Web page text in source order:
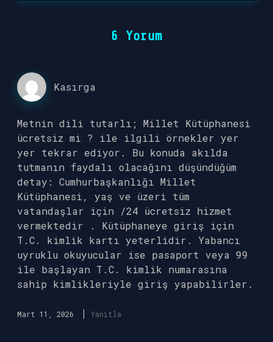
6 Yorum
Kasırga
Metnin dili tutarlı; Millet Kütüphanesi
ücretsiz mi ? ile ilgili örnekler yer
yer tekrar ediyor. Bu konuda akılda
tutmanın faydalı olacağını düşündüğüm
detay: Cumhurbaşkanlığı Millet
Kütüphanesi, yaş ve üzeri tüm
vatandaşlar için /24 ücretsiz hizmet
vermektedir . Kütüphaneye giriş için
T.C. kimlik kartı yeterlidir. Yabancı
uyruklu okuyucular ise pasaport veya 99
ile başlayan T.C. kimlik numarasına
sahip kimlikleriyle giriş yapabilirler.
Mart 11, 2026 Yanıtla